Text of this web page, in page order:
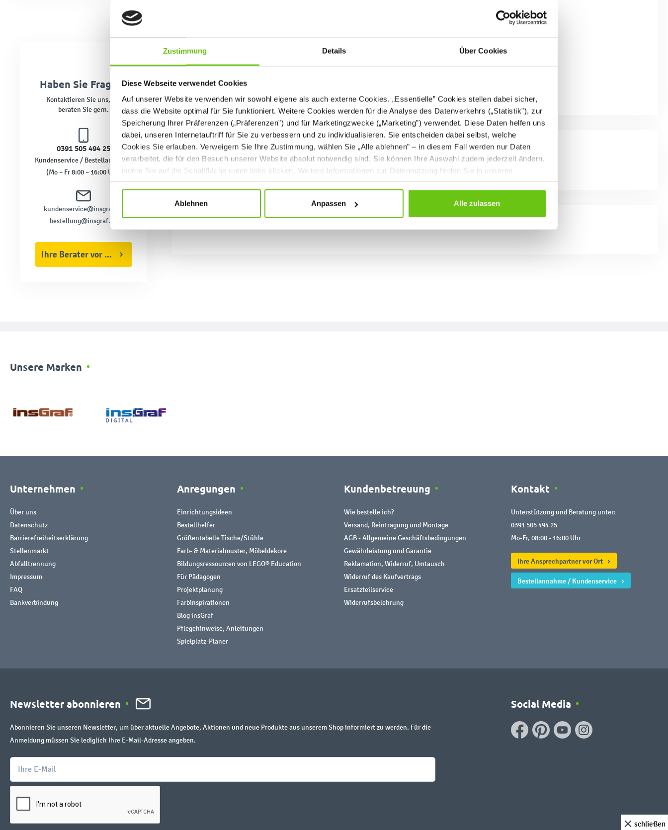
Zustimmung Details Über Cookies
Diese Webseite verwendet Cookies
Auf unserer Website verwenden wir sowohl eigene als auch externe Cookies. „Essentielle” Cookies stellen dabei sicher,
dass die Website optimal für Sie funktioniert. Weitere Cookies werden für die Analyse des Datenverkehrs („Statistik”), zur
Speicherung Ihrer Präferenzen („Präferenzen”) und für Marketingzwecke („Marketing”) verwendet. Diese Daten helfen uns
dabei, unseren Internetauftriff für Sie zu verbessern und zu individualisieren. Sie entscheiden dabei selbst, welche
Cookies Sie erlauben. Verweigern Sie Ihre Zustimmung, wählen Sie „Alle ablehnen” – in diesem Fall werden nur Daten
verarbeitet, die für den Besuch unserer Website absolut notwendig sind. Sie können Ihre Auswahl zudem jederzeit ändern,
indem Sie auf die Schaltfläche unten links klicken. Weitere Informationen zur Datennutzung finden Sie in unseren
Datenschutzrichtlinien.
Ablehnen Anpassen Alle zulassen
Haben Sie Fragen?
Kontaktieren Sie uns, wir
beraten Sie gern.
0391 505 494 25
Kundenservice / Bestellannahme
(Mo – Fr 8:00 – 16:00 Uhr)
kundenservice@insgraf.de
bestellung@insgraf.de
Ihre Berater vor Ort
671,90 € 682,90 €
Unsere Marken
Unternehmen
Über uns
Datenschutz
Barrierefreiheitserklärung
Stellenmarkt
Abfalltrennung
Impressum
FAQ
Bankverbindung
Anregungen
Einrichtungsideen
Bestellhelfer
Größentabelle Tische/Stühle
Farb- & Materialmuster, Möbeldekore
Bildungsressourcen von LEGO® Education
Für Pädagogen
Projektplanung
Farbinspirationen
Blog insGraf
Pflegehinweise, Anleitungen
Spielplatz-Planer
Kundenbetreuung
Wie bestelle ich?
Versand, Reintragung und Montage
AGB - Allgemeine Geschäftsbedingungen
Gewährleistung und Garantie
Reklamation, Widerruf, Umtausch
Widerruf des Kaufvertrags
Ersatzteilservice
Widerrufsbelehrung
Kontakt
Unterstützung und Beratung unter:
0391 505 494 25
Mo-Fr, 08:00 - 16:00 Uhr
Ihre Ansprechpartner vor Ort
Bestellannahme / Kundenservice
Newsletter abonnieren
Abonnieren Sie unseren Newsletter, um über aktuelle Angebote, Aktionen und neue Produkte aus unserem Shop informiert zu werden. Für die
Anmeldung müssen Sie lediglich Ihre E-Mail-Adresse angeben.
Social Media
schließen